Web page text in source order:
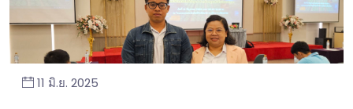
11 มิ.ย. 2025